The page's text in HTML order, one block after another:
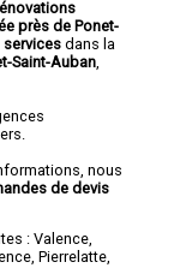
près de Ponet-
services dans la
Saint-Auban
nous
de devis
: Valence,
, Pierrelatte,